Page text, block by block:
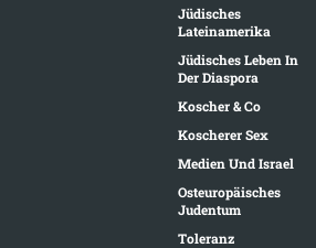
Jüdisches
Lateinamerika
Jüdisches Leben In
Der Diaspora
Koscher & Co
Koscherer Sex
Medien Und Israel
Osteuropäisches
Judentum
Toleranz